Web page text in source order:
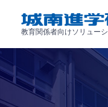
教育関係者向けソリュー